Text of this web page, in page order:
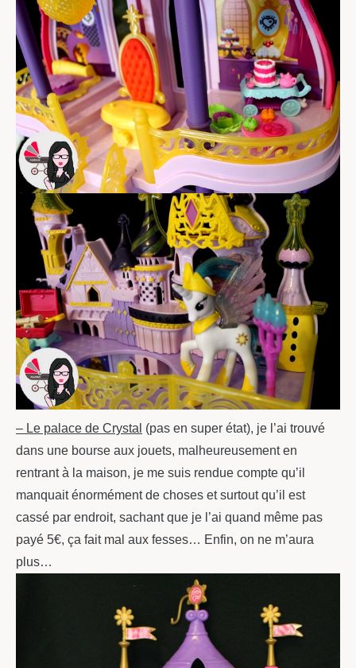
– Le palace de Crystal (pas en super état), je l’ai trouvé
dans une bourse aux jouets, malheureusement en
rentrant à la maison, je me suis rendue compte qu’il
manquait énormément de choses et surtout qu’il est
cassé par endroit, sachant que je l’ai quand même pas
payé 5€, ça fait mal aux fesses… Enfin, on ne m’aura
plus…